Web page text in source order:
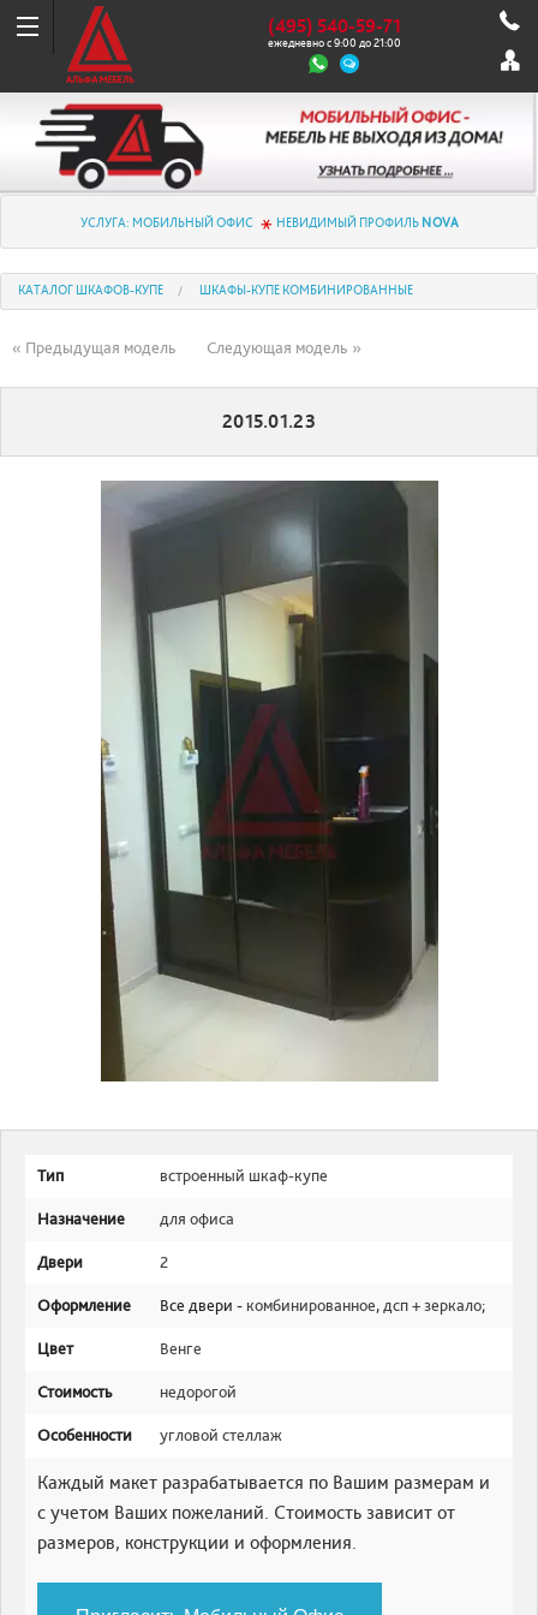
(495) 540-59-71
ежедневно с 9:00 до 21:00
УСЛУГА: МОБИЛЬНЫЙ ОФИС НЕВИДИМЫЙ ПРОФИЛЬ NOVA
КАТАЛОГ ШКАФОВ-КУПЕ ШКАФЫ-КУПЕ КОМБИНИРОВАННЫЕ
« Предыдущая модель Следующая модель »
2015.01.23
Тип встроенный шкаф-купе
Назначение для офиса
Двери 2
Оформление Все двери - комбинированное,дсп + зеркало;
Цвет Венге
Стоимость недорогой
Особенности угловой стеллаж
Каждый макет разрабатывается по Вашим размерам и
с учетом Ваших пожеланий. Стоимость зависит от
размеров, конструкции и оформления.